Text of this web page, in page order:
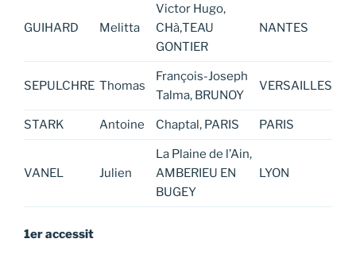
GUIHARD Melitta
Victor Hugo,
CHà‚TEAU
GONTIER
NANTES
SEPULCHRE Thomas
François-Joseph
Talma, BRUNOY
VERSAILLES
STARK Antoine Chaptal, PARIS PARIS
VANEL Julien
La Plaine de l’Ain,
AMBERIEU EN
BUGEY
LYON
1er accessit